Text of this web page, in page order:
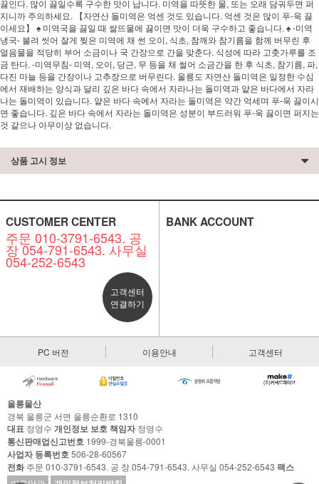
끓인다. 많이 끓일수록 구수한 맛이 납니다. 미역을 따뜻한 물, 또는 오래 담궈두면 퍼
지니까 주의하세요. 【자연산 돌미역은 억센 것도 있습니다. 억센 것은 많이 푸-욱 끓
이세요】 ♠ 미역국을 끓일 때 쌀뜨물에 끓이면 맛이 더욱 구수하고 좋습니다. ♠ -미역
냉국- 불려 씻어 잘게 찢은 미역에 채 썬 오이, 식초, 참깨와 참기름을 함께 버무린 후
얼음물을 적당히 부어 소금이나 국 간장으로 간을 맞춘다. 식성에 따라 고춧가루를 조
금 탄다. -미역무침- 미역, 오이, 당근, 무 등을 채 썰어 소금간을 한 후 식초, 참기름, 파,
다진 마늘 등을 간장이나 고추장으로 버무린다. 울릉도 자연산 돌미역은 일정한 수심
에서 재배하는 양식과 달리 깊은 바다 속에서 자라나는 돌미역과 얕은 바다에서 자라
나는 돌미역이 있습니다. 얕은 바다 속에서 자라는 돌미역은 약간 억세며 푸-욱 끓이시
면 좋습니다. 깊은 바다 속에서 자라는 돌미역은 성분이 부드러워 푸-욱 끓이면 퍼지는
것 같으나 아무이상 없습니다.
상품 고시 정보
CUSTOMER CENTER
주문 010-3791-6543. 공
장 054-791-6543. 사무실
054-252-6543
고객센터
연결하기
BANK ACCOUNT
PC 버전 이용안내 고객센터
울릉물산
경북 울릉군 서면 울릉순환로 1310
대표 정영수 개인정보 보호 책임자정영수
통신판매업신고번호 1999-경북울릉-0001
사업자 등록번호506-28-60567
전화주문 010-3791-6543. 공 장 054-791-6543. 사무실 054-252-6543 팩스